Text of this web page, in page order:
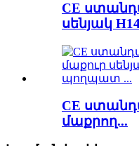
CE
սենյակ
CE
մաքրող...